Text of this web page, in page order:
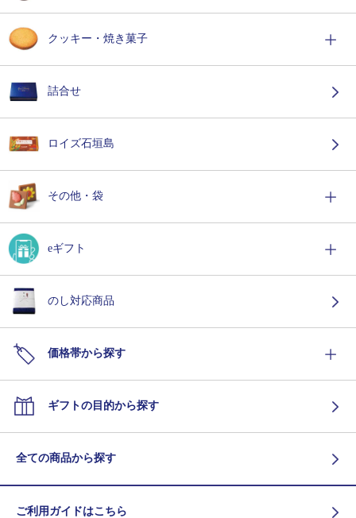
クッキー・焼き菓子
詰合せ
ロイズ石垣島
その他・袋
eギフト
のし対応商品
価格帯から探す
ギフトの目的から探す
全ての商品から探す
ご利用ガイドはこちら